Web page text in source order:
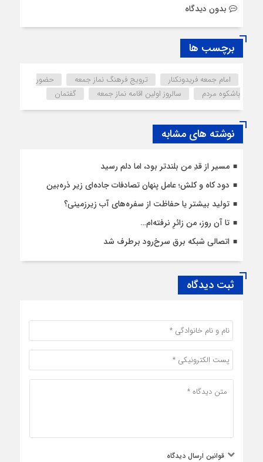
بدون دیدگاه
برچسب ها
امام جمعه فریدونکنار ترویج فرهنگ نماز جمعه
حضور
باشکوه مردم
سالروز اولین اقامه نماز جمعه گفتمان
نوشته های مشابه
مسیر از قدِ من بلندتر بود، اما دلم رسید
دود کاه و کلش؛ عامل پنهان تصادفات جاده‌ای زیر ذره‌بین
تولید بیشتر یا حفاظت از سفره‌های آب زیرزمینی؟
تا آن روز، من زائرِ نرفته‌ام…
اتصالی شبکه برق سرخ‌رود برطرف شد
ثبت دیدگاه
قوانین ارسال دیدگاه